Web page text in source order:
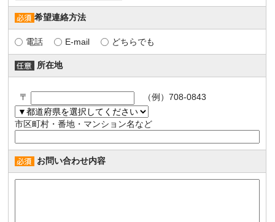
希望連絡方法
電話 E-mail どちらでも
所在地
〒 （例）708-0843
市区町村・番地・マンション名など
お問い合わせ内容